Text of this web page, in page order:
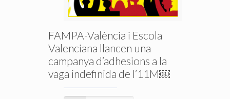
FAMPA-València i Escola
Valenciana llancen una
campanya d’adhesions a la
vaga indefinida de l’11M￼